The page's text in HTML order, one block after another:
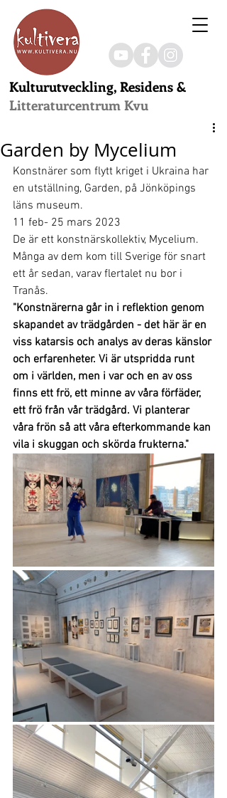
Kulturutveckling, Residens &
Litteraturcentrum Kvu
Garden by Mycelium
Konstnärer som flytt kriget i Ukraina har
en utställning, Garden, på Jönköpings
läns museum.
11 feb- 25 mars 2023
De är ett konstnärskollektiv, Mycelium.
Många av dem kom till Sverige för snart
ett år sedan, varav flertalet nu bor i
Tranås.
"Konstnärerna går in i reflektion genom
skapandet av trädgården - det här är en
viss katarsis och analys av deras känslor
och erfarenheter. Vi är utspridda runt
om i världen, men i var och en av oss
finns ett frö, ett minne av våra förfäder,
ett frö från vår trädgård. Vi planterar
våra frön så att våra efterkommande kan
vila i skuggan och skörda frukterna."